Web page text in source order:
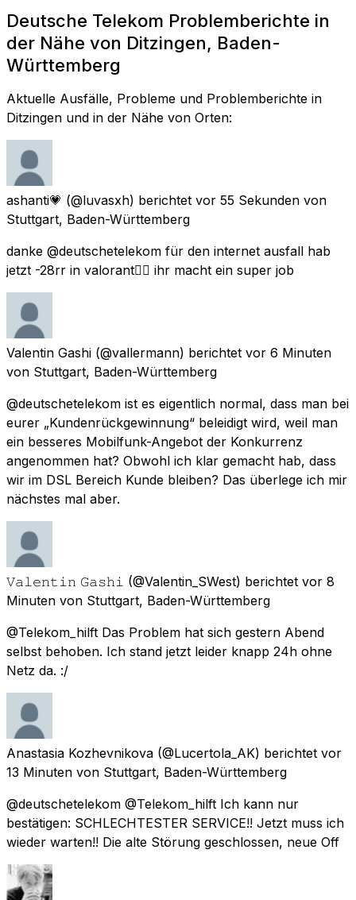
Deutsche Telekom Problemberichte in
der Nähe von Ditzingen, Baden-
Württemberg
Aktuelle Ausfälle, Probleme und Problemberichte in
Ditzingen und in der Nähe von Orten:
ashanti💗 (@luvasxh) berichtet vor 55 Sekunden von
Stuttgart, Baden-Württemberg
danke @deutschetelekom für den internet ausfall hab
jetzt -28rr in valorant👍🏽 ihr macht ein super job
Valentin Gashi (@vallermann) berichtet vor 6 Minuten
von Stuttgart, Baden-Württemberg
@deutschetelekom ist es eigentlich normal, dass man bei
eurer „Kundenrückgewinnung“ beleidigt wird, weil man
ein besseres Mobilfunk-Angebot der Konkurrenz
angenommen hat? Obwohl ich klar gemacht hab, dass
wir im DSL Bereich Kunde bleiben? Das überlege ich mir
nächstes mal aber.
𝚅𝚊𝚕𝚎𝚗𝚝𝚒𝚗 𝙶𝚊𝚜𝚑𝚒 (@Valentin_SWest) berichtet vor 8
Minuten von Stuttgart, Baden-Württemberg
@Telekom_hilft Das Problem hat sich gestern Abend
selbst behoben. Ich stand jetzt leider knapp 24h ohne
Netz da. :/
Anastasia Kozhevnikova (@Lucertola_AK) berichtet vor
13 Minuten von Stuttgart, Baden-Württemberg
@deutschetelekom @Telekom_hilft Ich kann nur
bestätigen: SCHLECHTESTER SERVICE!! Jetzt muss ich
wieder warten!! Die alte Störung geschlossen, neue Off